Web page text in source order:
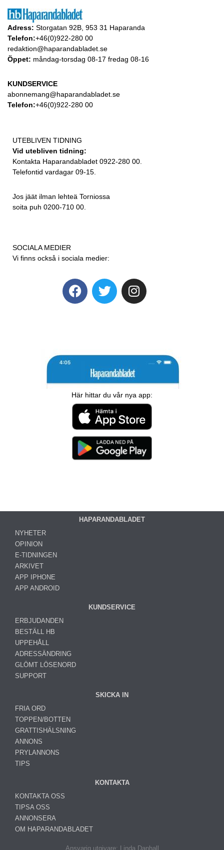
Adress: Storgatan 92B, 953 31 Haparanda
Telefon:+46(0)922-280 00
redaktion@haparandabladet.se
Öppet: måndag-torsdag 08-17 fredag 08-16
KUNDSERVICE
abonnemang@haparandabladet.se
Telefon:+46(0)922-280 00
UTEBLIVEN TIDNING
Vid utebliven tidning:
Kontakta Haparandabladet 0922-280 00.
Telefontid vardagar 09-15.
Jos jäät ilman lehteä Torniossa
soita puh 0200-710 00.
SOCIALA MEDIER
Vi finns också i sociala medier:
Här hittar du vår nya app:
HAPARANDABLADET
NYHETER
OPINION
E-TIDNINGEN
ARKIVET
APP IPHONE
APP ANDROID
KUNDSERVICE
ERBJUDANDEN
BESTÄLL HB
UPPEHÅLL
ADRESSÄNDRING
GLÖMT LÖSENORD
SUPPORT
SKICKA IN
FRIA ORD
TOPPEN/BOTTEN
GRATTISHÄLSNING
ANNONS
PRYLANNONS
TIPS
KONTAKTA
KONTAKTA OSS
TIPSA OSS
ANNONSERA
OM HAPARANDABLADET
Ansvarig utgivare: Linda Danhall